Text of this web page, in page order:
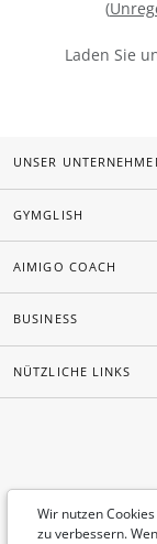
(
Laden Sie
Wir nutzen
zu verbessern.
UNSER
GYMGLISH
AIMIGO COACH
BUSINESS
NÜTZLICHE LINKS